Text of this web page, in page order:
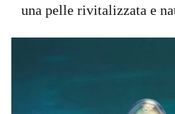
una pelle rivitalizzata e